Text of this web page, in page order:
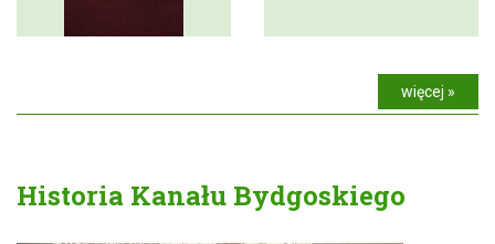
więcej »
Historia Kanału Bydgoskiego